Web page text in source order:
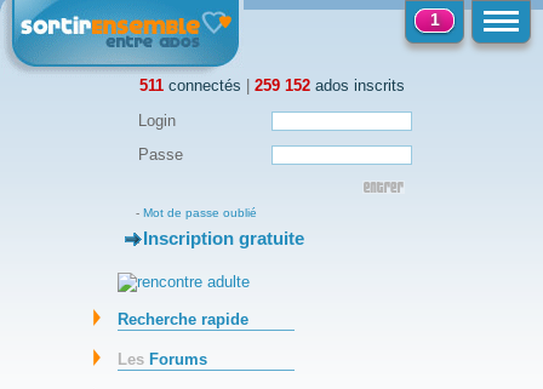
511connectés | 259 152ados inscrits
1
Login
Passe
- Mot de passe oublié
-Inscription gratuite
Recherche rapide
Les Forums